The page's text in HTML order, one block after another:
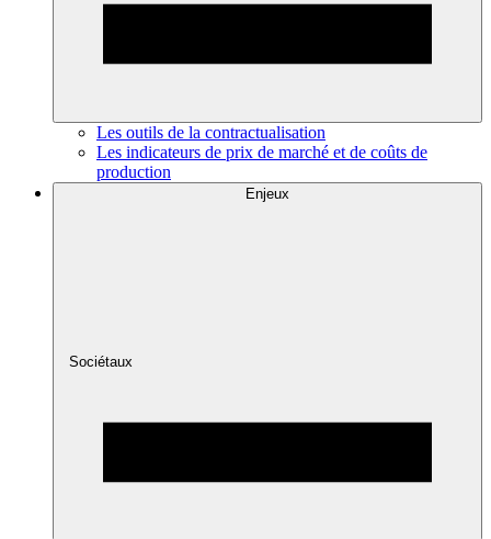
Les outils de la contractualisation
Les indicateurs de prix de marché et de coûts de
production
Enjeux
Sociétaux